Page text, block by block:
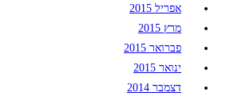
אפריל 2015
מרץ 2015
פברואר 2015
ינואר 2015
דצמבר 2014